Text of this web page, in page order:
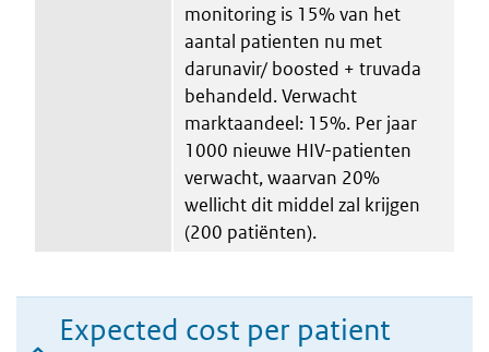
monitoring is 15% van het
aantal patienten nu met
darunavir/ boosted + truvada
behandeld. Verwacht
marktaandeel: 15%. Per jaar
1000 nieuwe HIV-patienten
verwacht, waarvan 20%
wellicht dit middel zal krijgen
(200 patiënten).
Expected cost per patient